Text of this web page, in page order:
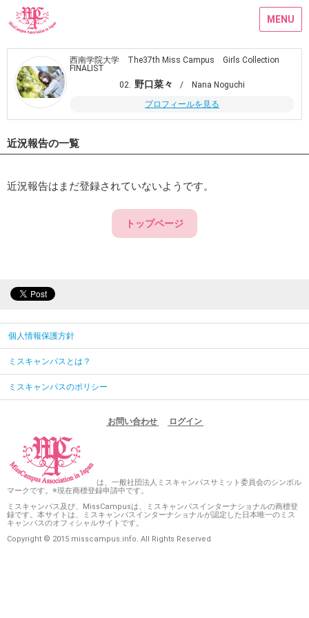
MENU
西南学院大学 The37th Miss Campus Girls Collection
FINALIST
02. 野口菜々
/ Nana Noguchi
プロフィールを見る
近況報告の一覧
近況報告はまだ登録されていないようです。
トップページ
個人情報保護方針
ミスキャンパスとは？
ミスキャンパスのポリシー
お問い合わせ ログイン
は、一般社団法人ミスキャンパスサミット委員会のシンボル
マークです。※現在商標登録申請中です。
ミスキャンパス及び、MissCampusは、ミスキャンパスインターナショナルの商標登
録です。本サイトは、ミスキャンパスインターナショナルが認定した日本唯一のミス
キャンパスのオフィシャルサイトです。
Copyright © 2015 misscampus.info. All Rights Reserved